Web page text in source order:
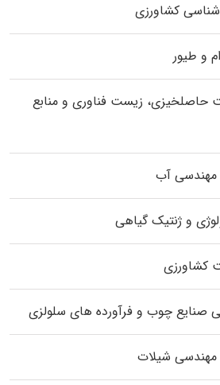
کشاورزی
و طیور
حاصلخیزی، زیست فناوری و منابع
مهندسی آب
و ژنتیک گیاهی
کشاورزی
صنایع چوب و فرآورده‌ های سلولزی
مهندسی شیلات